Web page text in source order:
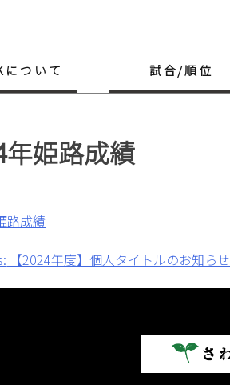
について 試合/順位
年姫路成績
路成績
【2024年度】個人タイトルのお知らせ